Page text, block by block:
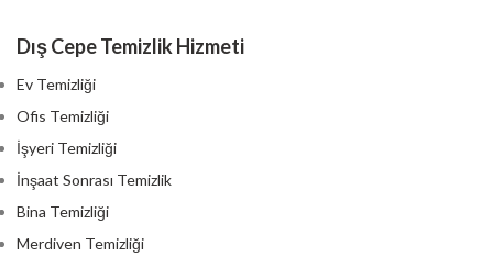
Dış Cepe Temizlik Hizmeti
Ev Temizliği
Ofis Temizliği
İşyeri Temizliği
İnşaat Sonrası Temizlik
Bina Temizliği
Merdiven Temizliği